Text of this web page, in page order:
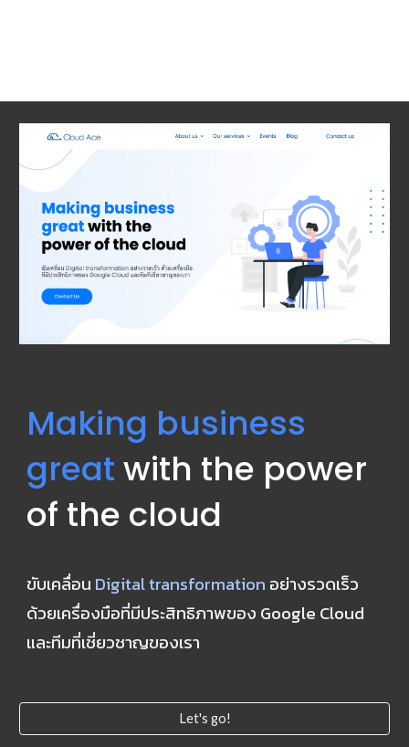
Making business
great with the power
of the cloud
ขับเคลื่อน Digital transformation อย่างรวดเร็ว
ด้วยเครื่องมือที่มีประสิทธิภาพของ Google Cloud
และทีมที่เชี่ยวชาญของเรา
Let's go!